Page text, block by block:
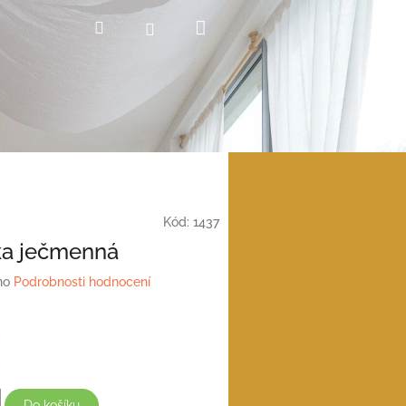
Hledat PřihlášeníNákupní
košík
Kód: 1437
ječmenná
Podrobnosti hodnocení